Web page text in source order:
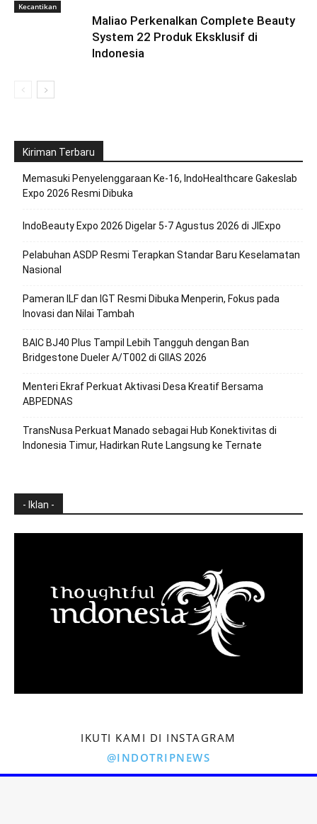
Kecantikan
Maliao Perkenalkan Complete Beauty
System 22 Produk Eksklusif di
Indonesia
Kiriman Terbaru
Memasuki Penyelenggaraan Ke-16, IndoHealthcare Gakeslab
Expo 2026 Resmi Dibuka
IndoBeauty Expo 2026 Digelar 5-7 Agustus 2026 di JIExpo
Pelabuhan ASDP Resmi Terapkan Standar Baru Keselamatan
Nasional
Pameran ILF dan IGT Resmi Dibuka Menperin, Fokus pada
Inovasi dan Nilai Tambah
BAIC BJ40 Plus Tampil Lebih Tangguh dengan Ban
Bridgestone Dueler A/T002 di GIIAS 2026
Menteri Ekraf Perkuat Aktivasi Desa Kreatif Bersama
ABPEDNAS
TransNusa Perkuat Manado sebagai Hub Konektivitas di
Indonesia Timur, Hadirkan Rute Langsung ke Ternate
- Iklan -
IKUTI KAMI DI INSTAGRAM
@INDOTRIPNEWS